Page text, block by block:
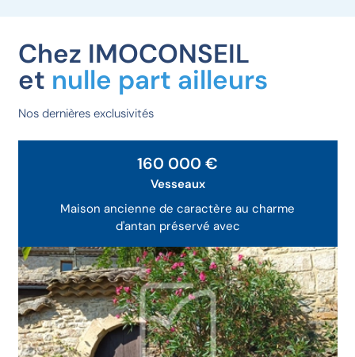
Chez IMOCONSEIL
et nulle part ailleurs
Nos dernières exclusivités
Maison ancienne de caractère au charme
d'antan préservé avec
160 000 €
Vesseaux